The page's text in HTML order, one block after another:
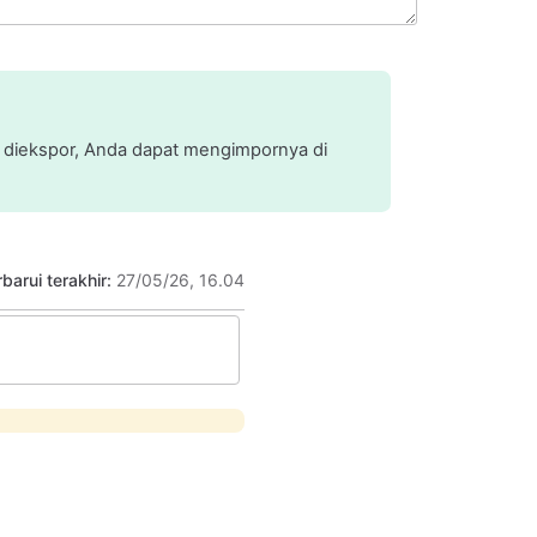
Anda dapat mengimpornya di
terakhir: 27/05/26, 16.04